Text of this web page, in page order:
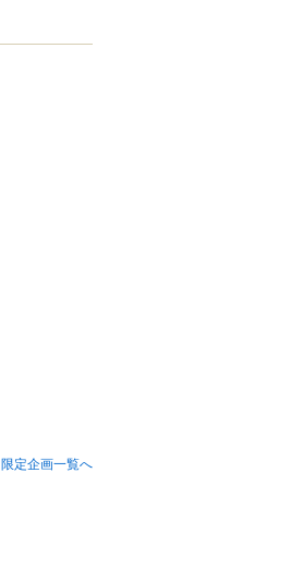
限定企画一覧へ